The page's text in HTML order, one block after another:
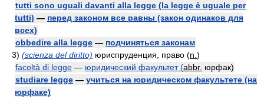
tutti sono uguali davanti alla legge (la legge è uguale per
tutti) — перед законом все равны (закон одинаков для
всех)
obbedire alla legge — подчиняться законам
3) (scienza del diritto) юриспруденция, право (n. )
facoltà di legge — юридический факультет (abbr. юрфак)
studiare legge — учиться на юридическом факультете (на
юрфаке)